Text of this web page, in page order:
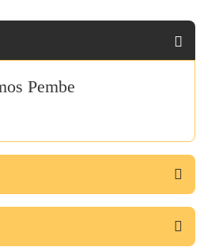
Pembe
yorumu siz yapın!